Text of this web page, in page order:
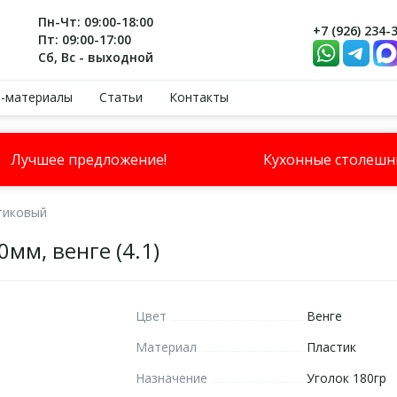
Пн-Чт: 09:00-18:00
Пт: 09:00-17:00
Сб, Вс - выходной
+7 (926) 234-
материалы Статьи Контакты
Лучшее предложение! Кухонные
венге (4.1)
Цвет
Венге
Материал
Пластик
Назначение
Уголок 180гр